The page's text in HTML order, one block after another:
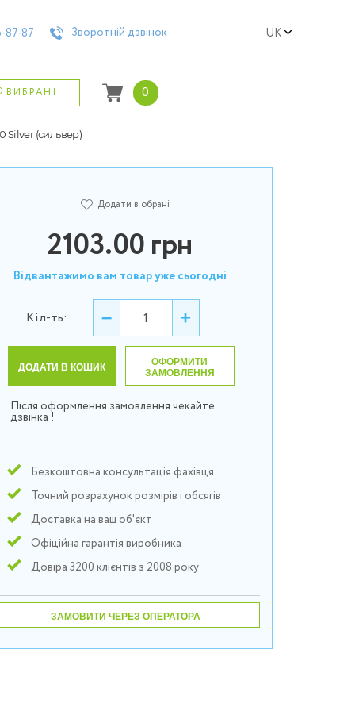
87-87 Зворотній дзвінок UK
ВИБРАНІ 0
Silver (сильвер)
Додати в обрані
2103.00грн
Відвантажимо вам товар уже сьогодні
Кіл-ть: – +
ДОДАТИ В КОШИК
ОФОРМИТИ
ЗАМОВЛЕННЯ
Після оформлення замовлення чекайте
дзвінка !
Безкоштовна консультація фахівця
Точний розрахунок розмірів і обсягів
Доставка на ваш об'єкт
Офіційна гарантія виробника
Довіра 3200 клієнтів з 2008 року
ЗАМОВИТИ ЧЕРЕЗ ОПЕРАТОРА